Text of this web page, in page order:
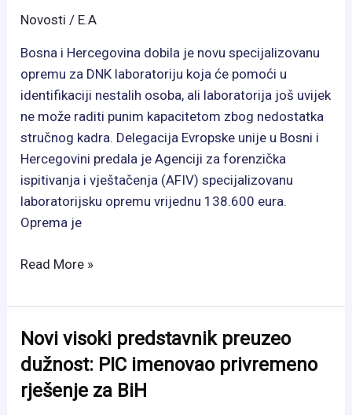
Novosti / E.A
Bosna i Hercegovina dobila je novu specijalizovanu
opremu za DNK laboratoriju koja će pomoći u
identifikaciji nestalih osoba, ali laboratorija još uvijek
ne može raditi punim kapacitetom zbog nedostatka
stručnog kadra. Delegacija Evropske unije u Bosni i
Hercegovini predala je Agenciji za forenzička
ispitivanja i vještačenja (AFIV) specijalizovanu
laboratorijsku opremu vrijednu 138.600 eura.
Oprema je
EU
vrijednu
opremu
BiH,
ali
Read More »
Novi visoki predstavnik preuzeo
dužnost: PIC imenovao privremeno
rješenje za BiH